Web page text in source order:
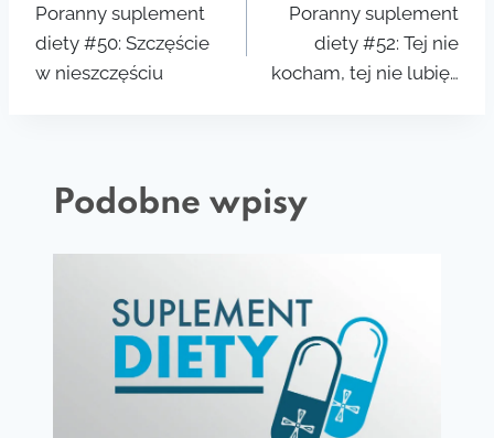
wpisu
Poranny suplement
diety #50: Szczęście
w nieszczęściu
Poranny suplement
diety #52: Tej nie
kocham, tej nie lubię…
Podobne wpisy